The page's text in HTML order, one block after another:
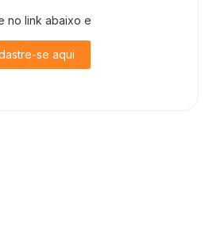
no link abaixo e
se aqui